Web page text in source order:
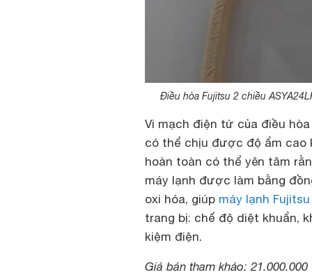
Điều hòa Fujitsu 2 chiều
Vi mạch điện tử của điều
có thể chịu được độ ẩm cao
hoàn toàn có thể yên tâm
máy lạnh được làm bằng
oxi hóa, giúp máy lạnh Fujitsu
trang bị: chế độ diệt khuẩn,
kiệm điện.
Giá bán tham khảo: 21.000.000